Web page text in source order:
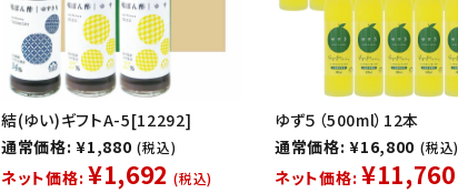
結(ゆい)ギフトA-5[12292]
通常価格: ¥1,880 (税込)
ネット価格: ¥1,692 (税込)
ゆず５（500ml）12本
通常価格: ¥16,800 (税込)
ネット価格: ¥11,760